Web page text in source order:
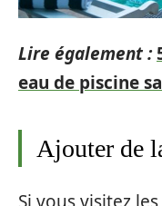
Lire également :
eau de piscine
Ajouter de